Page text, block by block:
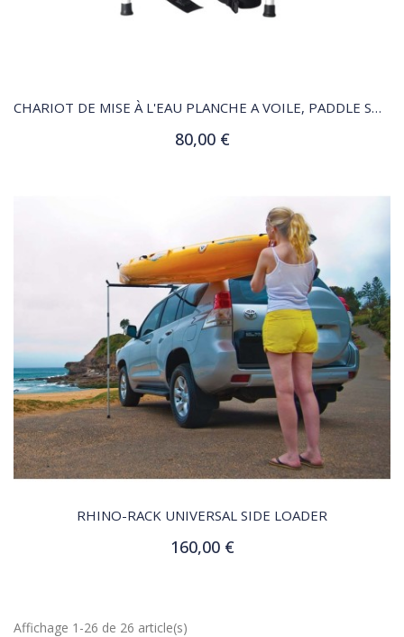
CHARIOT DE MISE À L'EAU PLANCHE A VOILE, PADDLE SUP, KAYAK,
80,00 €
Ajouter au panier
QUICK VIEW
RHINO-RACK UNIVERSAL SIDE LOADER
160,00 €
Ajouter au panier
Affichage 1-26 de 26 article(s)